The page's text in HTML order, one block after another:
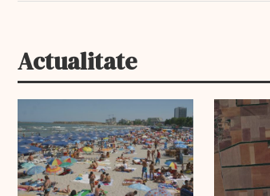
Actualitate